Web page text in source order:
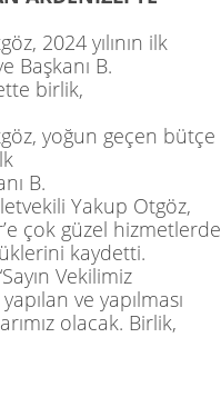
, 2024 yılının ilk
Başkanı B.
birlik,
, yoğun geçen bütçe
B.
Yakup Otgöz,
çok güzel hizmetlerde
kaydetti.
Vekilimiz
yapılan ve yapılması
olacak. Birlik,